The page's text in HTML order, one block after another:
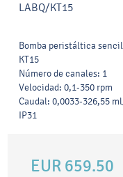
LABQ/KT15
Bomba peristáltica
KT15
Número de canales: 1
Velocidad: 0,1-350 rpm
Caudal: 0,0033-326,55
IP31
EUR 659.50